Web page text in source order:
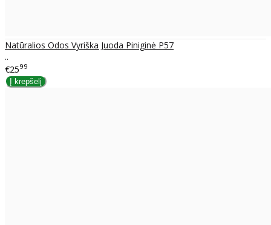
Natūralios Odos Vyriška Juoda Piniginė P57
..
€2599